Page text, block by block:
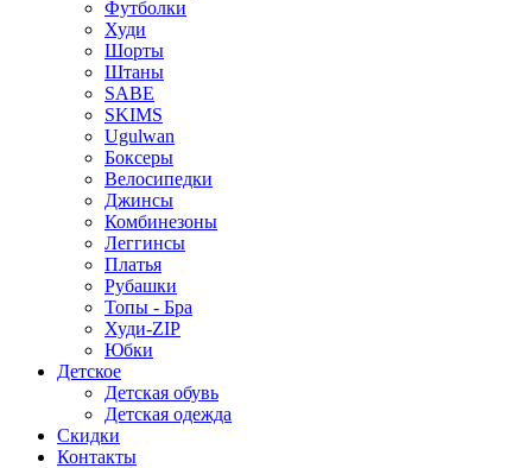
Футболки
Худи
Шорты
Штаны
SABE
SKIMS
Ugulwan
Боксеры
Велосипедки
Джинсы
Комбинезоны
Леггинсы
Платья
Рубашки
Топы - Бра
Худи-ZIP
Юбки
Детское
Детская обувь
Детская одежда
Скидки
Контакты